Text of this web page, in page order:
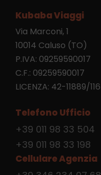
Kubaba Viaggi
Via Marconi, 1
10014 Caluso (TO)
P.IVA: 09259590017
C.F.: 09259590017
LICENZA: 42-11889/116
Telefono Ufficio
+39 011 98 33 504
+39 011 98 33 198
Cellulare Agenzia